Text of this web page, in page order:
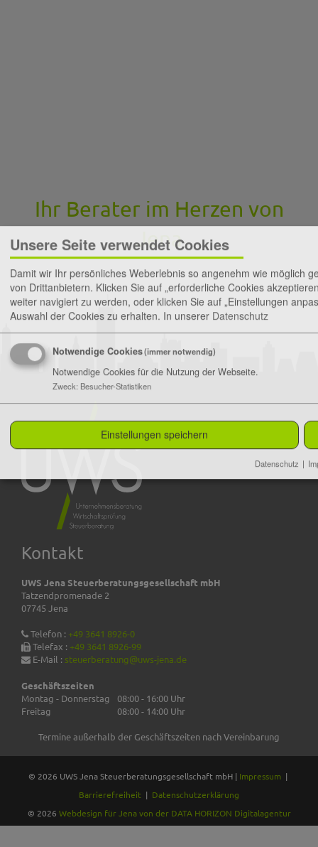
Ihr Berater im Herzen von
Jena
Kontakt
UWS Jena Steuerberatungsgesellschaft mbH
Tatzendpromenade 2
07745 Jena
Telefon : +49 3641 8926-0
Telefax : +49 3641 8926-99
E-Mail : steuerberatung@uws-jena.de
Geschäftszeiten
Montag - Donnerstag
08:00 - 16:00 Uhr
Freitag
08:00 - 14:00 Uhr
Termine außerhalb der Geschäftszeiten nach Vereinbarung
© 2026 UWS Jena Steuerberatungsgesellschaft mbH | Impressum |
Barrierefreiheit | Datenschutzerklärung
© 2026 Webdesign für Jena von der DATA HORIZON Digitalagentur
Unsere Seite verwendet Cookies
Damit wir Ihr persönliches Weberlebnis so angenehm wie möglich
von Drittanbietern. Klicken Sie auf „erforderliche Cookies
weiter navigiert zu werden, oder klicken Sie auf „Einstellungen
Auswahl der Cookies zu erhalten. In unserer Datenschutz
Notwendige Cookies(immer notwendig)
Notwendige Cookies für die Nutzung der Webseite.
Zweck: Besucher-Statistiken
Einstellungen speichern
Datenschutz |